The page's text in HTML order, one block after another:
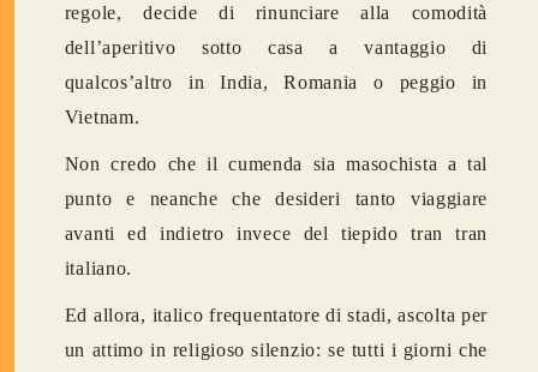
regole, decide di rinunciare alla comodità
dell’aperitivo sotto casa a vantaggio di
qualcos’altro in India, Romania o peggio in
Vietnam.
Non credo che il cumenda sia masochista a tal
punto e neanche che desideri tanto viaggiare
avanti ed indietro invece del tiepido tran tran
italiano.
Ed allora, italico frequentatore di stadi, ascolta per
un attimo in religioso silenzio: se tutti i giorni che